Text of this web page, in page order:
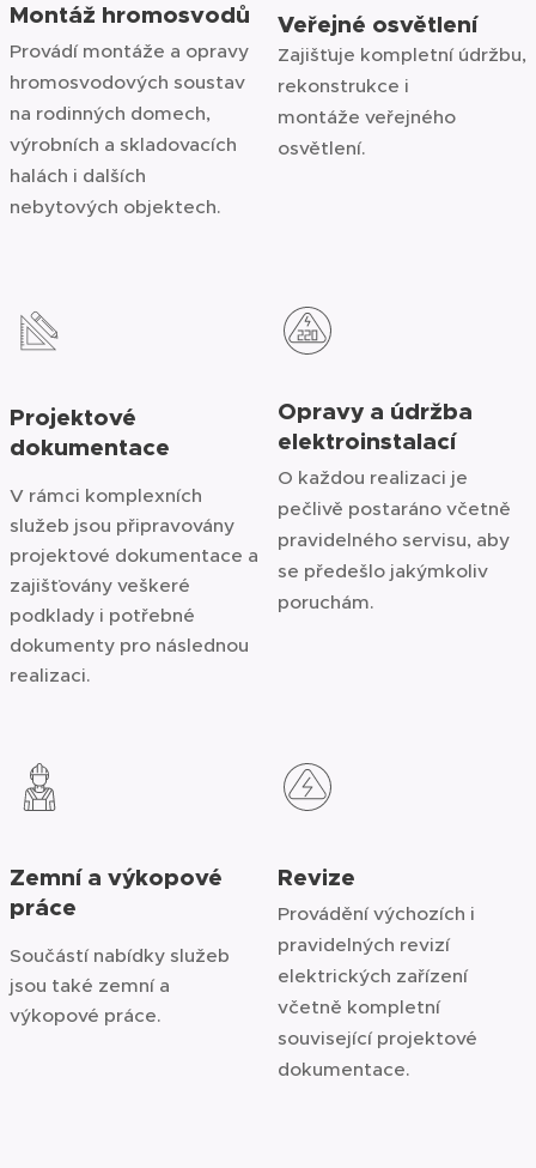
Montáž hromosvodů
Provádí montáže a opravy
hromosvodových soustav
na rodinných domech,
výrobních a skladovacích
halách i dalších
nebytových objektech.
Veřejné osvětlení
Zajišťuje kompletní údržbu,
rekonstrukce i
montáže veřejného
osvětlení.
Projektové
dokumentace
V rámci komplexních
služeb jsou připravovány
projektové dokumentace a
zajišťovány veškeré
podklady i potřebné
dokumenty pro následnou
realizaci.
Opravy a údržba
elektroinstalací
O každou realizaci je
pečlivě postaráno včetně
pravidelného servisu, aby
se předešlo jakýmkoliv
poruchám.
Zemní a výkopové
práce
Součástí nabídky služeb
jsou také zemní a
výkopové práce.
Revize
Provádění výchozích i
pravidelných revizí
elektrických zařízení
včetně kompletní
související projektové
dokumentace.